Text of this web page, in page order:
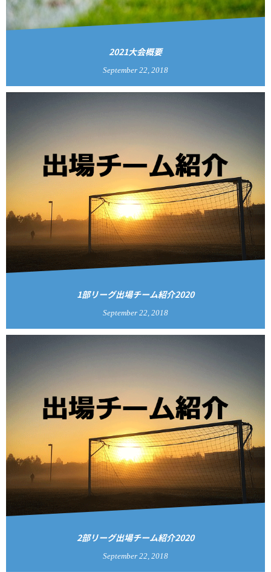
2021大会概要
September 22 2018
1部リーグ出場チーム紹介2020
September 22, 2018
2部リーグ出場チーム紹介2020
September 22, 2018